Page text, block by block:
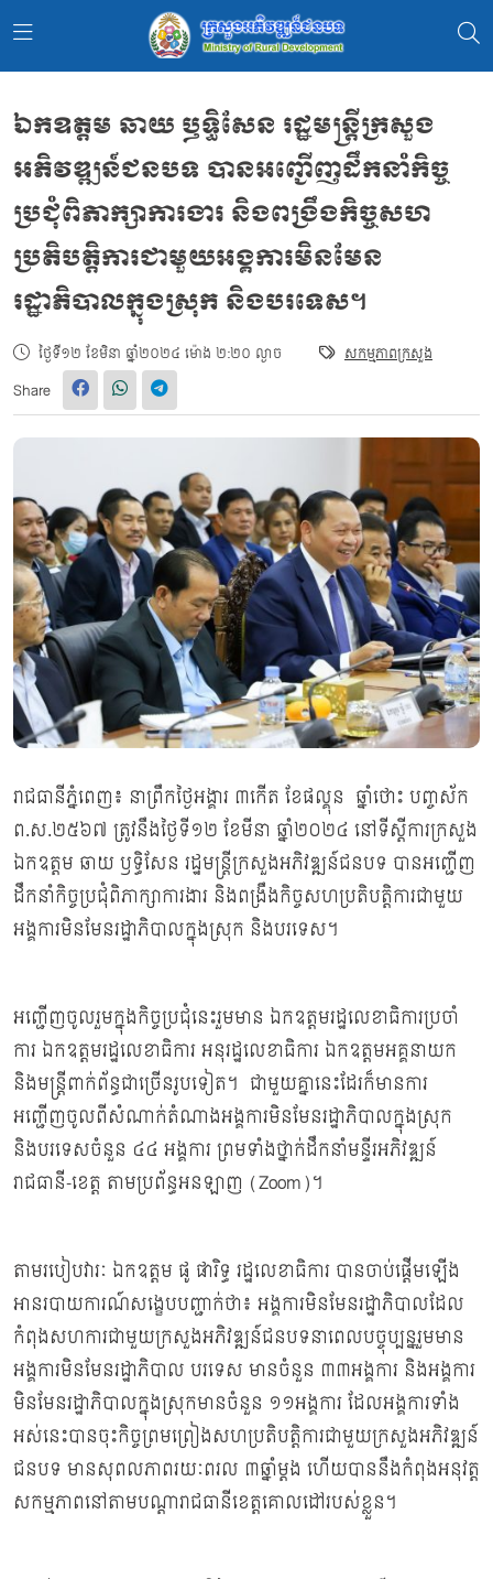
ឯកឧត្ដម ឆាយ ឫទ្ធិសែន រដ្ឋមន្ត្រីក្រសួង
អភិវឌ្ឍន៍ជនបទ បានអញ្ជើញដឹកនាំកិច្ច
ប្រជុំពិភាក្សាការងារ និងពង្រឹងកិច្ចសហ
ប្រតិបត្តិការជាមួយអង្គការមិនមែន
រដ្ឋាភិបាលក្នុងស្រុក​ និងបរទេស។
ថ្ងៃទី១២ ខែមិនា ឆ្នាំ២០២៤ ម៉ោង ២:២០ ល្ងាច សកម្មភាពក្រសួង
Share
រាជធានីភ្នំពេញ៖ នាព្រឹកថ្ងៃអង្គារ ៣កើត ខែផល្គុន ឆ្នាំថោះ បញ្ចស័ក
ព.ស.២៥៦៧ ត្រូវនឹងថ្ងៃទី១២ ខែមីនា ឆ្នាំ២០២៤ នៅទីស្ដីការក្រសួង
ឯកឧត្ដម ឆាយ ឫទ្ធិសែន រដ្ឋមន្ត្រីក្រសួងអភិវឌ្ឍន៍ជនបទ បានអញ្ជើញ
ដឹកនាំកិច្ចប្រជុំពិភាក្សាការងារ និងពង្រឹងកិច្ចសហប្រតិបត្តិការជាមួយ
អង្គការមិនមែនរដ្ឋាភិបាលក្នុងស្រុក​ និងបរទេស។
អញ្ជើញចូលរួមក្នុងកិច្ចប្រជុំនេះរួមមាន ឯកឧត្តមរដ្ឋលេខាធិការប្រចាំ
ការ ឯកឧត្តមរដ្ឋលេខាធិការ អនុរដ្ឋលេខាធិការ ឯកឧត្តមអគ្គនាយក
និងមន្រ្តីពាក់ព័ន្ធជាច្រេីនរូបទៀត។ ជាមួយគ្នានេះដែរក៏មានការ
អញ្ជើញចូលពីសំណាក់តំណាងអង្គការមិនមែនរដ្ឋាភិបាលក្នុងស្រុក​
និងបរទេស​ចំនួន​ ៤៤​ អង្គការ​ ព្រមទាំងថ្នាក់ដឹកនាំមន្ទីរអភិវឌ្ឍន៍
រាជធានី-ខេត្ត តាមប្រព័ន្ធអនឡាញ (Zoom)។
តាមរបៀបវារៈ ឯកឧត្ដម ផូ ផារិទ្ធ រដ្ឋលេខាធិការ បានចាប់ផ្ដើមឡើង
អានរបាយការណ៍សង្ខេបបញ្ជាក់ថា៖ អង្គការមិនមែនរដ្ឋាភិបាលដែល
កំពុងសហការជាមួយក្រសួងអភិវឌ្ឍន៍ជនបទនាពេលបច្ចុប្បន្នរួមមាន
អង្គការមិនមែនរដ្ឋាភិបាល បរទេស មានចំនួន ៣៣អង្គការ និងអង្គការ
មិនមែនរដ្ឋាភិបាលក្នុងស្រុកមានចំនួន ១១អង្គការ ដែលអង្គការទាំង
អស់នេះបានចុះកិច្ចព្រមព្រៀងសហប្រតិបត្តិការជាមួយក្រសួងអភិវឌ្ឍន៍
ជនបទ មានសុពលភាពរយៈពរល ៣ឆ្នាំម្ដង ហើយបាននឹងកំពុងអនុវត្ត
សកម្មភាពនៅតាមបណ្តារាជធានីខេត្តគោលដៅរបស់ខ្លួន។